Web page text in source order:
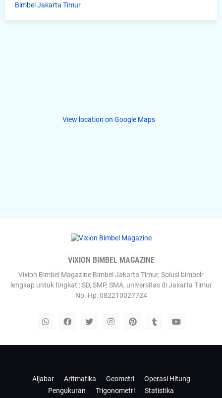
Bimbel Jakarta Timur
View location on Google Maps
VIXION BIMBEL MAGAZINE
Vixion Bimbel Magazine Bimbel Jakarta Timur, Solusi bimbelr
lengkap untuk tingkat : SD, SMP, SMA, universitas di Jakarta Timur
No. Hp: 082210027724
Aljabar Aritmatika Geometri
Operasi Hitung
Pengukuran
Trigonometri Statistika